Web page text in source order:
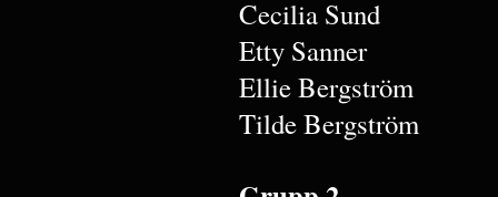
Cecilia Sund
Etty Sanner
Ellie Bergström
Tilde Bergström